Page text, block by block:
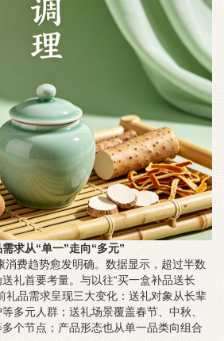
求从“单一”走向“多元”
消费趋势愈发明确。数据显示，超过半数
礼首要考量。与以往“买一盒补品送长
礼品需求呈现三大变化：送礼对象从长辈
多元人群；送礼场景覆盖春节、中秋、
个节点；产品形态也从单一品类向组合